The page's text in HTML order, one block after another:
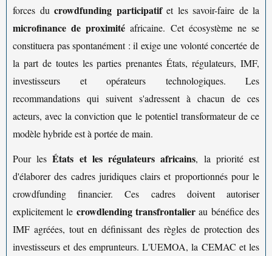
forces du crowdfunding participatifet les savoir-faire de la
microfinance de proximité africaine. Cet écosystème ne se
constituera pas spontanément : il exige une volonté concertée de
la part de toutes les parties prenantes États, régulateurs, IMF,
investisseurs et opérateurs technologiques. Les
recommandations qui suivent s'adressent à chacun de ces
acteurs, avec la conviction que le potentiel transformateur de ce
modèle hybride est à portée de main.
Pour lesÉtats et les régulateurs africains, la priorité est
d'élaborer des cadres juridiques clairs et proportionnés pour le
crowdfunding financier. Ces cadres doivent autoriser
explicitement le crowdlending transfrontalier au bénéfice des
IMF agréées, tout en définissant des règles de protection des
investisseurs et des emprunteurs. L'UEMOA, la CEMAC et les